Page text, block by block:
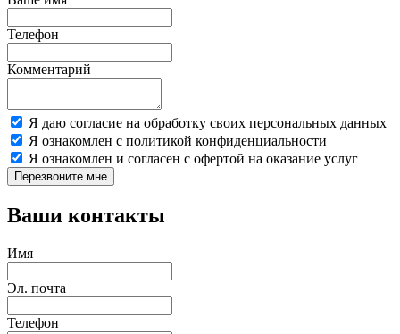
Телефон
Комментарий
Я даю согласие на обработку своих персональных данных
Я ознакомлен с политикой конфиденциальности
Я ознакомлен и согласен с офертой на оказание услуг
Перезвоните мне
Ваши контакты
Имя
Эл. почта
Телефон